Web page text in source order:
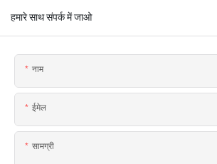
हमारे साथ संपर्क में जाओ
नाम
ईमेल
सामग्री